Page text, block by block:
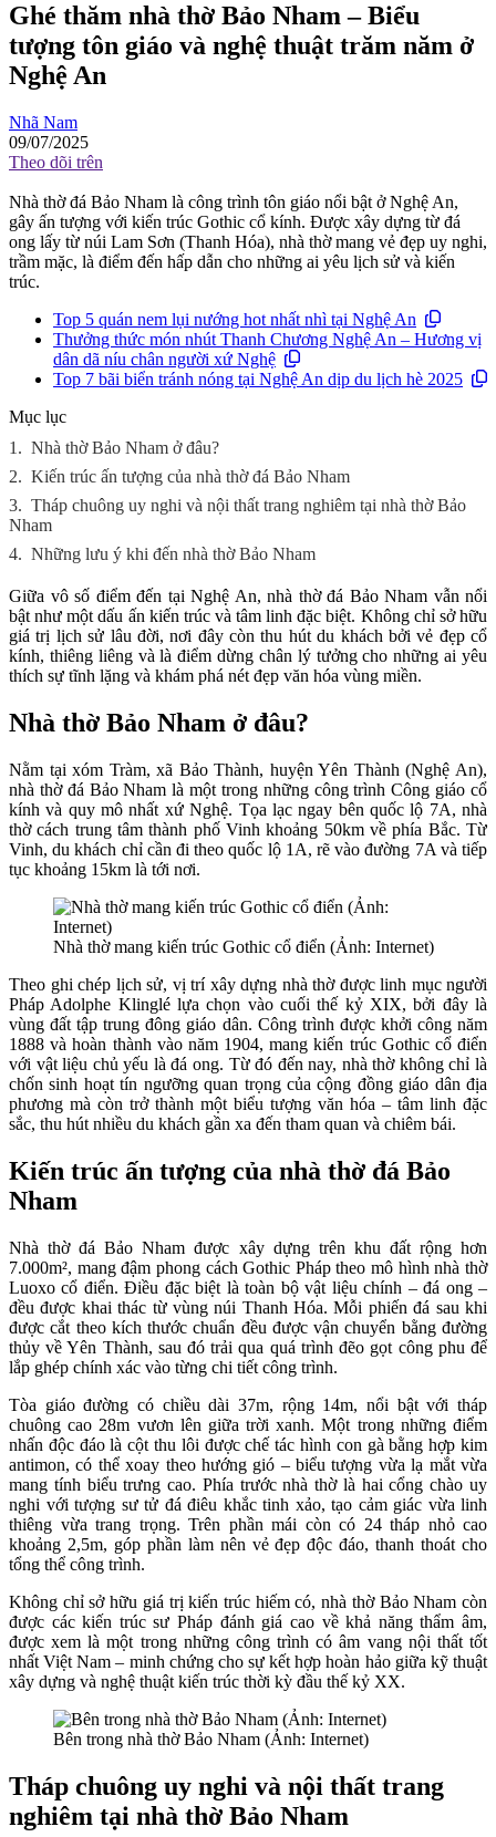
Ghé thăm nhà thờ Bảo Nham – Biểu
tượng tôn giáo và nghệ thuật trăm năm ở
Nghệ An
Nhã Nam
09/07/2025
Theo dõi trên
Nhà thờ đá Bảo Nham là công trình tôn giáo nổi bật ở Nghệ An,
gây ấn tượng với kiến trúc Gothic cổ kính. Được xây dựng từ đá
ong lấy từ núi Lam Sơn (Thanh Hóa), nhà thờ mang vẻ đẹp uy nghi,
trầm mặc, là điểm đến hấp dẫn cho những ai yêu lịch sử và kiến
trúc.
Top 5 quán nem lụi nướng hot nhất nhì tại Nghệ An
Thưởng thức món nhút Thanh Chương Nghệ An – Hương vị
dân dã níu chân người xứ Nghệ
Top 7 bãi biển tránh nóng tại Nghệ An dịp du lịch hè 2025
Mục lục
1. Nhà thờ Bảo Nham ở đâu?
2. Kiến trúc ấn tượng của nhà thờ đá Bảo Nham
3. Tháp chuông uy nghi và nội thất trang nghiêm tại nhà thờ Bảo
Nham
4. Những lưu ý khi đến nhà thờ Bảo Nham
Giữa vô số điểm đến tại Nghệ An, nhà thờ đá Bảo Nham vẫn nổi
bật như một dấu ấn kiến trúc và tâm linh đặc biệt. Không chỉ sở hữu
giá trị lịch sử lâu đời, nơi đây còn thu hút du khách bởi vẻ đẹp cổ
kính, thiêng liêng và là điểm dừng chân lý tưởng cho những ai yêu
thích sự tĩnh lặng và khám phá nét đẹp văn hóa vùng miền.
Nhà thờ Bảo Nham ở đâu?
Nằm tại xóm Tràm, xã Bảo Thành, huyện Yên Thành (Nghệ An),
nhà thờ đá Bảo Nham là một trong những công trình Công giáo cổ
kính và quy mô nhất xứ Nghệ. Tọa lạc ngay bên quốc lộ 7A, nhà
thờ cách trung tâm thành phố Vinh khoảng 50km về phía Bắc. Từ
Vinh, du khách chỉ cần đi theo quốc lộ 1A, rẽ vào đường 7A và tiếp
tục khoảng 15km là tới nơi.
Nhà thờ mang kiến trúc Gothic cổ điển (Ảnh: Internet)
Theo ghi chép lịch sử, vị trí xây dựng nhà thờ được linh mục người
Pháp Adolphe Klinglé lựa chọn vào cuối thế kỷ XIX, bởi đây là
vùng đất tập trung đông giáo dân. Công trình được khởi công năm
1888 và hoàn thành vào năm 1904, mang kiến trúc Gothic cổ điển
với vật liệu chủ yếu là đá ong. Từ đó đến nay, nhà thờ không chỉ là
chốn sinh hoạt tín ngưỡng quan trọng của cộng đồng giáo dân địa
phương mà còn trở thành một biểu tượng văn hóa – tâm linh đặc
sắc, thu hút nhiều du khách gần xa đến tham quan và chiêm bái.
Kiến trúc ấn tượng của nhà thờ đá Bảo
Nham
Nhà thờ đá Bảo Nham được xây dựng trên khu đất rộng hơn
7.000m², mang đậm phong cách Gothic Pháp theo mô hình nhà thờ
Luoxo cổ điển. Điều đặc biệt là toàn bộ vật liệu chính – đá ong –
đều được khai thác từ vùng núi Thanh Hóa. Mỗi phiến đá sau khi
được cắt theo kích thước chuẩn đều được vận chuyển bằng đường
thủy về Yên Thành, sau đó trải qua quá trình đẽo gọt công phu để
lắp ghép chính xác vào từng chi tiết công trình.
Tòa giáo đường có chiều dài 37m, rộng 14m, nổi bật với tháp
chuông cao 28m vươn lên giữa trời xanh. Một trong những điểm
nhấn độc đáo là cột thu lôi được chế tác hình con gà bằng hợp kim
antimon, có thể xoay theo hướng gió – biểu tượng vừa lạ mắt vừa
mang tính biểu trưng cao. Phía trước nhà thờ là hai cổng chào uy
nghi với tượng sư tử đá điêu khắc tinh xảo, tạo cảm giác vừa linh
thiêng vừa trang trọng. Trên phần mái còn có 24 tháp nhỏ cao
khoảng 2,5m, góp phần làm nên vẻ đẹp độc đáo, thanh thoát cho
tổng thể công trình.
Không chỉ sở hữu giá trị kiến trúc hiếm có, nhà thờ Bảo Nham còn
được các kiến trúc sư Pháp đánh giá cao về khả năng thẩm âm,
được xem là một trong những công trình có âm vang nội thất tốt
nhất Việt Nam – minh chứng cho sự kết hợp hoàn hảo giữa kỹ thuật
xây dựng và nghệ thuật kiến trúc thời kỳ đầu thế kỷ XX.
Bên trong nhà thờ Bảo Nham (Ảnh: Internet)
Tháp chuông uy nghi và nội thất trang
nghiêm tại nhà thờ Bảo Nham